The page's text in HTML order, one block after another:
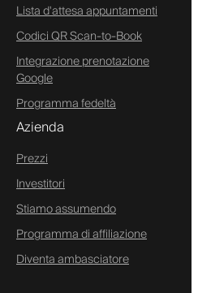
Lista d'attesa appuntamenti
Codici QR Scan-to-Book
Integrazione prenotazione
Google
Programma fedeltà
Azienda
Prezzi
Investitori
Stiamo assumendo
Programma di affiliazione
Diventa ambasciatore